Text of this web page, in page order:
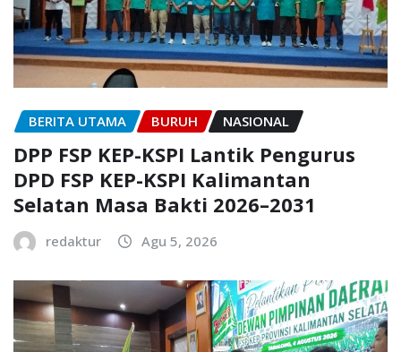
BERITA UTAMA BURUH NASIONAL
DPP FSP KEP-KSPI Lantik Pengurus
DPD FSP KEP-KSPI Kalimantan
Selatan Masa Bakti 2026–2031
redaktur Agu 5, 2026